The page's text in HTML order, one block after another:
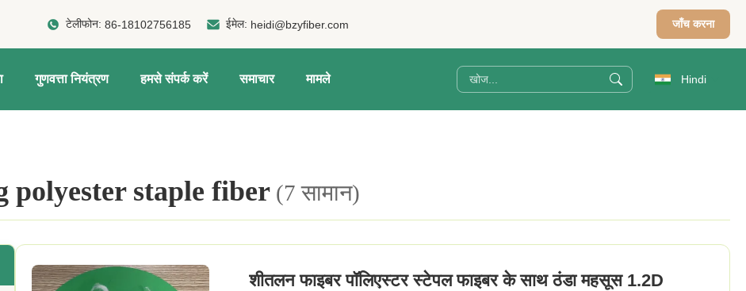
टेलीफोन:86-18102756185 ईमेल: heidi@bzyfiber.com जाँच करना
गुणवत्ता नियंत्रण हमसे संपर्क करें समाचार मामले Hindi
polyester staple fiber (7 सामान)
शीतलन फाइबर पॉलिएस्टर स्टेपल फाइबर के साथ ठंडा महसूस 1.2D